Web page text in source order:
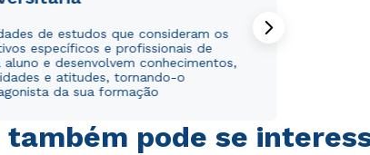
de estudos que consideram os
específicos e profissionais de
aluno e desenvolvem conhecimentos,
e atitudes, tornando-o
da sua formação
também pode se
WhatsApp
ou
WhatsApp
ou